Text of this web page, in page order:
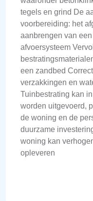
tegels en grind De
voorbereiding: het
aanbrengen van
afvoersysteem
een zandbed
verzakkingen en
Tuinbestrating kan
worden uitgevoerd,
de woning en de
duurzame
woning kan
opleveren